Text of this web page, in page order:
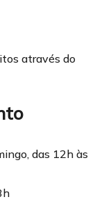
através do
das 12h às